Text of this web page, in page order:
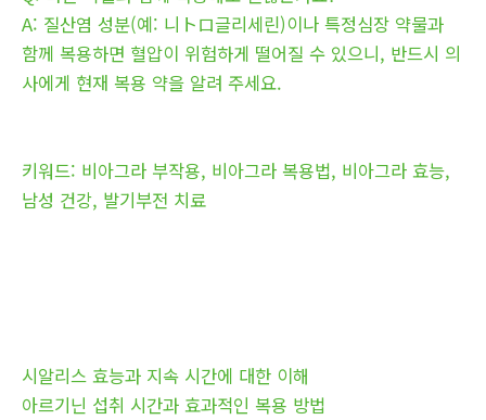
A: 질산염 성분(예: 니トロ글리세린)이나 특정심장 약물과
함께 복용하면 혈압이 위험하게 떨어질 수 있으니, 반드시 의
사에게 현재 복용 약을 알려 주세요.
키워드: 비아그라 부작용, 비아그라 복용법, 비아그라 효능,
남성 건강, 발기부전 치료
시알리스 효능과 지속 시간에 대한 이해
아르기닌 섭취 시간과 효과적인 복용 방법